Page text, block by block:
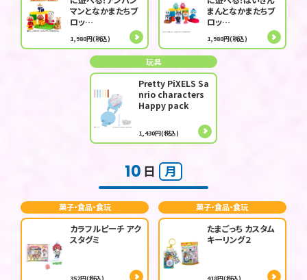
マンとなかまたちブ
ロッ…
1,980円(税込)
まんとなかまたちブ
ロッ…
1,980円(税込)
玩具
Pretty PiXELS Sa
nrio characters
Happy pack
1,430円(税込)
10 日 月
菓子・食品・食玩
カラフルピーチ アク
スタグミ
菓子・食品・食玩
たまごっち カスタム
キーリング２